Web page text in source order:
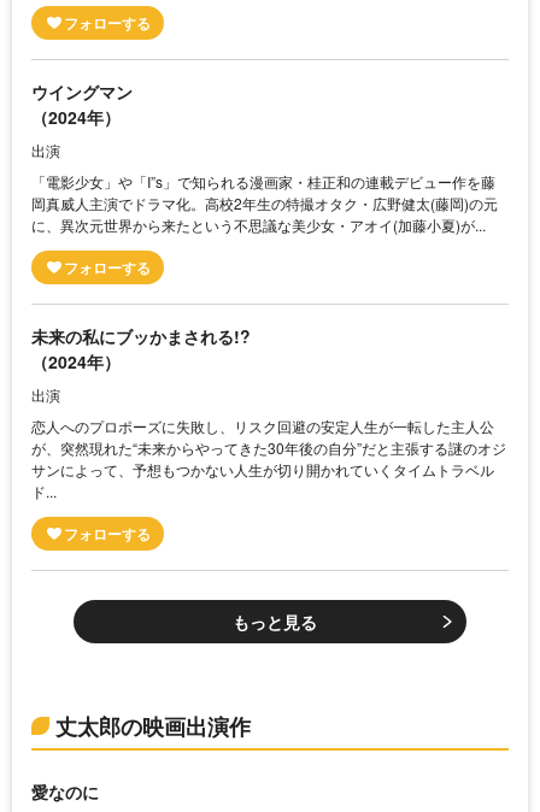
ウイングマン
（2024年）
出演
「電影少女」や「I”s」で知られる漫画家・桂正和の連載デビュー作を藤
岡真威人主演でドラマ化。高校2年生の特撮オタク・広野健太(藤岡)の元
に、異次元世界から来たという不思議な美少女・アオイ(加藤小夏)が...
未来の私にブッかまされる!?
（2024年）
出演
恋人へのプロポーズに失敗し、リスク回避の安定人生が一転した主人公
が、突然現れた“未来からやってきた30年後の自分”だと主張する謎のオジ
サンによって、予想もつかない人生が切り開かれていくタイムトラベル
ド...
もっと見る
丈太郎の映画出演作
愛なのに